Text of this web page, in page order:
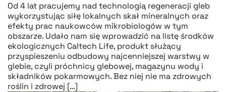
Od 4 lat pracujemy nad technologią regeneracji gleb
wykorzystując siłę lokalnych skał mineralnych oraz
efekty prac naukowców mikrobiologów w tym
obszarze. Udało nam się wprowadzić na listę środków
ekologicznych Caltech Life, produkt służący
przyspieszeniu odbudowy najcenniejszej warstwy w
glebie, czyli próchnicy glebowej, magazynu wody i
składników pokarmowych. Bez niej nie ma zdrowych
roślin i zdrowej […]